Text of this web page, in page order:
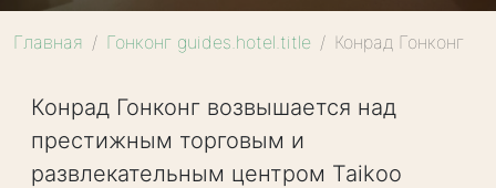
Главная Гонконг guides.hotel.title Конрад Гонконг
Конрад Гонконг возвышается над
престижным торговым и
развлекательным центром Taikoo